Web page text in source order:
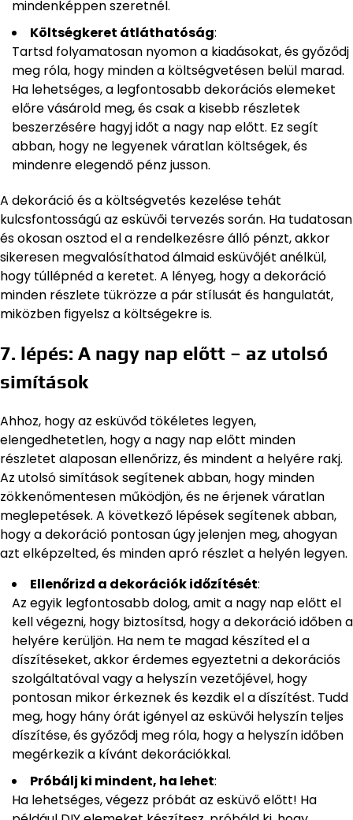
mindenképpen szeretnél.
Költségkeret átláthatóság:
Tartsd folyamatosan nyomon a kiadásokat, és győződj
meg róla, hogy minden a költségvetésen belül marad.
Ha lehetséges, a legfontosabb dekorációs elemeket
előre vásárold meg, és csak a kisebb részletek
beszerzésére hagyj időt a nagy nap előtt. Ez segít
abban, hogy ne legyenek váratlan költségek, és
mindenre elegendő pénz jusson.
A dekoráció és a költségvetés kezelése tehát
kulcsfontosságú az esküvői tervezés során. Ha tudatosan
és okosan osztod el a rendelkezésre álló pénzt, akkor
sikeresen megvalósíthatod álmaid esküvőjét anélkül,
hogy túllépnéd a keretet. A lényeg, hogy a dekoráció
minden részlete tükrözze a pár stílusát és hangulatát,
miközben figyelsz a költségekre is.
7. lépés: A nagy nap előtt – az utolsó
simítások
Ahhoz, hogy az esküvőd tökéletes legyen,
elengedhetetlen, hogy a nagy nap előtt minden
részletet alaposan ellenőrizz, és mindent a helyére rakj.
Az utolsó simítások segítenek abban, hogy minden
zökkenőmentesen működjön, és ne érjenek váratlan
meglepetések. A következő lépések segítenek abban,
hogy a dekoráció pontosan úgy jelenjen meg, ahogyan
azt elképzelted, és minden apró részlet a helyén legyen.
Ellenőrizd a dekorációk időzítését:
Az egyik legfontosabb dolog, amit a nagy nap előtt el
kell végezni, hogy biztosítsd, hogy a dekoráció időben a
helyére kerüljön. Ha nem te magad készíted el a
díszítéseket, akkor érdemes egyeztetni a dekorációs
szolgáltatóval vagy a helyszín vezetőjével, hogy
pontosan mikor érkeznek és kezdik el a díszítést. Tudd
meg, hogy hány órát igényel az esküvői helyszín teljes
díszítése, és győződj meg róla, hogy a helyszín időben
megérkezik a kívánt dekorációkkal.
Próbálj ki mindent, ha lehet:
Ha lehetséges, végezz próbát az esküvő előtt! Ha